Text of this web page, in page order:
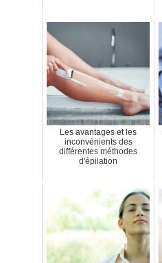
Les avantages et les
inconvénients des
différentes méthodes
d'épilation